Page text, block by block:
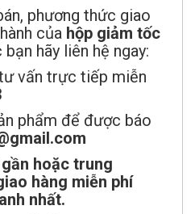
phương thức giao
của hộp giảm tốc
bạn hãy liên hệ ngay:
vấn trực tiếp miễn
phẩm để được báo
hoặc trung
hàng miễn phí
nhất.